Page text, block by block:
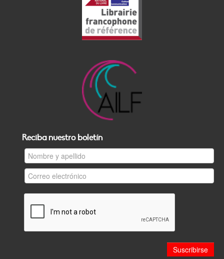
Reciba nuestro boletín